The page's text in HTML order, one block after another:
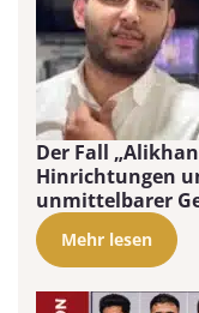
Der Fall
Hinrichtungen
unmittelbarer
Mehr lesen